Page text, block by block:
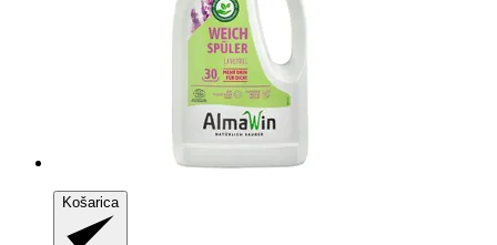
Košarica